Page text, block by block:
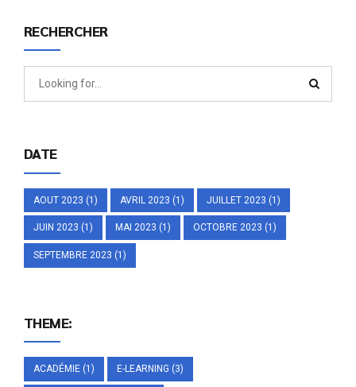
RECHERCHER
DATE
AOUT 2023 (1) AVRIL 2023 (1) JUILLET 2023 (1)
JUIN 2023 (1) MAI 2023 (1) OCTOBRE 2023 (1)
SEPTEMBRE 2023 (1)
THEME:
ACADÉMIE (1) E-LEARNING (3)